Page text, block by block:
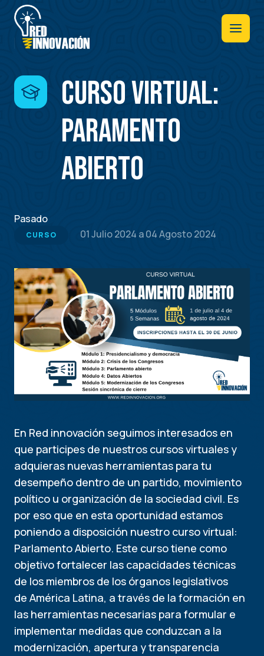
Pasar
contenido
principal
Curso Virtual:
Paramento
Abierto
Pasado
CURSO 01 Julio 2024 a04 Agosto 2024
En Red innovación seguimos interesados en
que participes de nuestros cursos virtuales y
adquieras nuevas herramientas para tu
desempeño dentro de un partido, movimiento
político u organización de la sociedad civil. Es
por eso que en esta oportunidad estamos
poniendo a disposición nuestro curso virtual:
Parlamento Abierto. Este curso tiene como
objetivo fortalecer las capacidades técnicas
de los miembros de los órganos legislativos
de América Latina, a través de la formación en
las herramientas necesarias para formular e
implementar medidas que conduzcan a la
modernización, apertura y transparencia